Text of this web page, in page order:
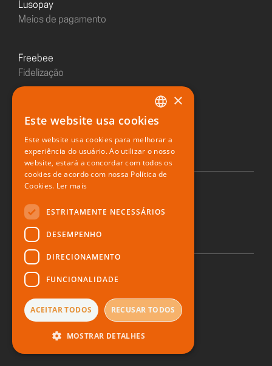
Lusopay
Meios de pagamento
freebee
Fidelização
Restaurante digital
© 2026 Zone Soft
Política de privacidade
Denúncia
Termos e Condições
PORTUGUESE
ENGLISH
SPANISH
×
Este website usa cookies
Este website usa cookies para melhorar a
experiência do usuário. Ao utilizar o nosso
website, estará a concordar com todos os
cookies de acordo com nossa Política de
Cookies. Ler mais
ESTRITAMENTE NECESSÁRIOS
DESEMPENHO
DIRECIONAMENTO
FUNCIONALIDADE
ACEITAR TODOS RECUSAR TODOS
MOSTRAR DETALHES